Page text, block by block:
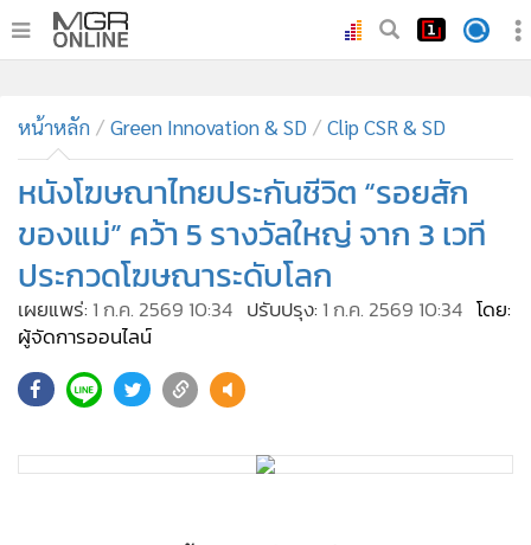
• ทันเหตุการณ์
• ภาคใต้
• ภูมิภาค
• Online Section
• บันเทิง
• ผู้จัดการรายวัน
• คอลัมนิสต์
• ละคร
• Cyber BIZ
หน้าหลัก Green Innovation & SD Clip CSR & SD
หนังโฆษณาไทยประกันชีวิต “รอยสัก
ของแม่” คว้า 5 รางวัลใหญ่ จาก 3 เวที
ประกวดโฆษณาระดับโลก
เผยแพร่: 1 ก.ค. 2569 10:34 ปรับปรุง: 1 ก.ค. 2569 10:34 โดย:
ผู้จัดการออนไลน์